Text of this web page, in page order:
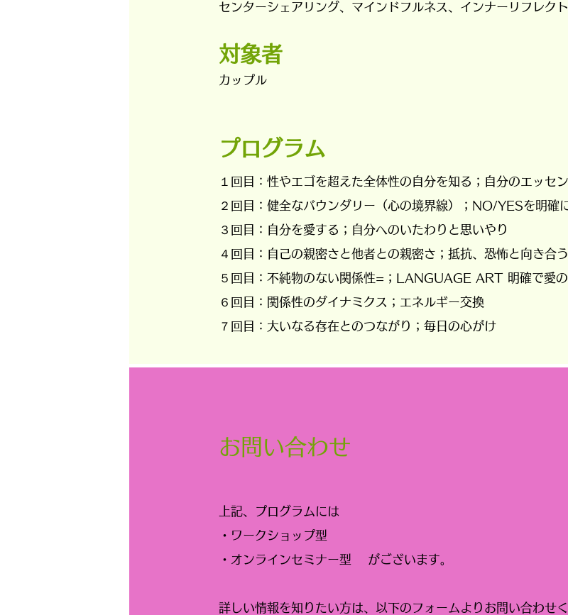
センターシェアリング、マインドフルネス、インナーリフレクト
​対象者
カップル
​プログラム
１回目：性やエゴを超えた全体性の自分を知る；自分のエッセ
２回目：健全なバウンダリー（心の境界線）；NO/YESを明確
３回目：自分を愛する；自分へのいたわりと思いやり
４回目：自己の親密さと他者との親密さ；抵抗、恐怖と向き
５回目：不純物のない関係性=；LANGUAGE ART 明確で愛
６回目：関係性のダイナミクス；エネルギー交換
７回目：大いなる存在とのつながり；毎日の心がけ
お問い合わせ
上記、プログラムには
・ワークショップ型
・オンラインセミナー型 がございます。
詳しい情報を知りたい方は、以下のフォームよりお問い合わせ